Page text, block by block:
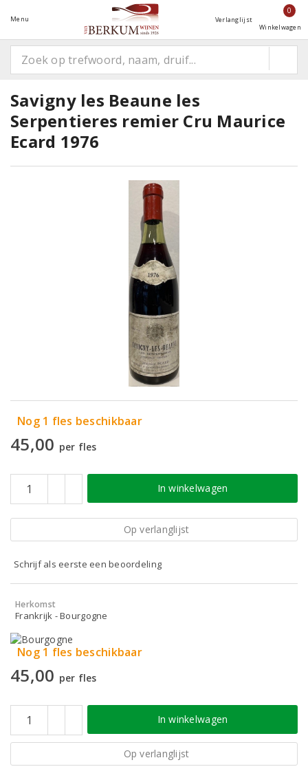
Menu Verlanglijst
0
Winkelwagen
Savigny les Beaune les
Serpentieres remier Cru Maurice
Ecard 1976
Nog 1 fles beschikbaar
45,00 per fles
In winkelwagen
Op verlanglijst
Schrijf als eerste een beoordeling
Herkomst
Frankrijk - Bourgogne
Nog 1 fles beschikbaar
45,00 per fles
In winkelwagen
Op verlanglijst